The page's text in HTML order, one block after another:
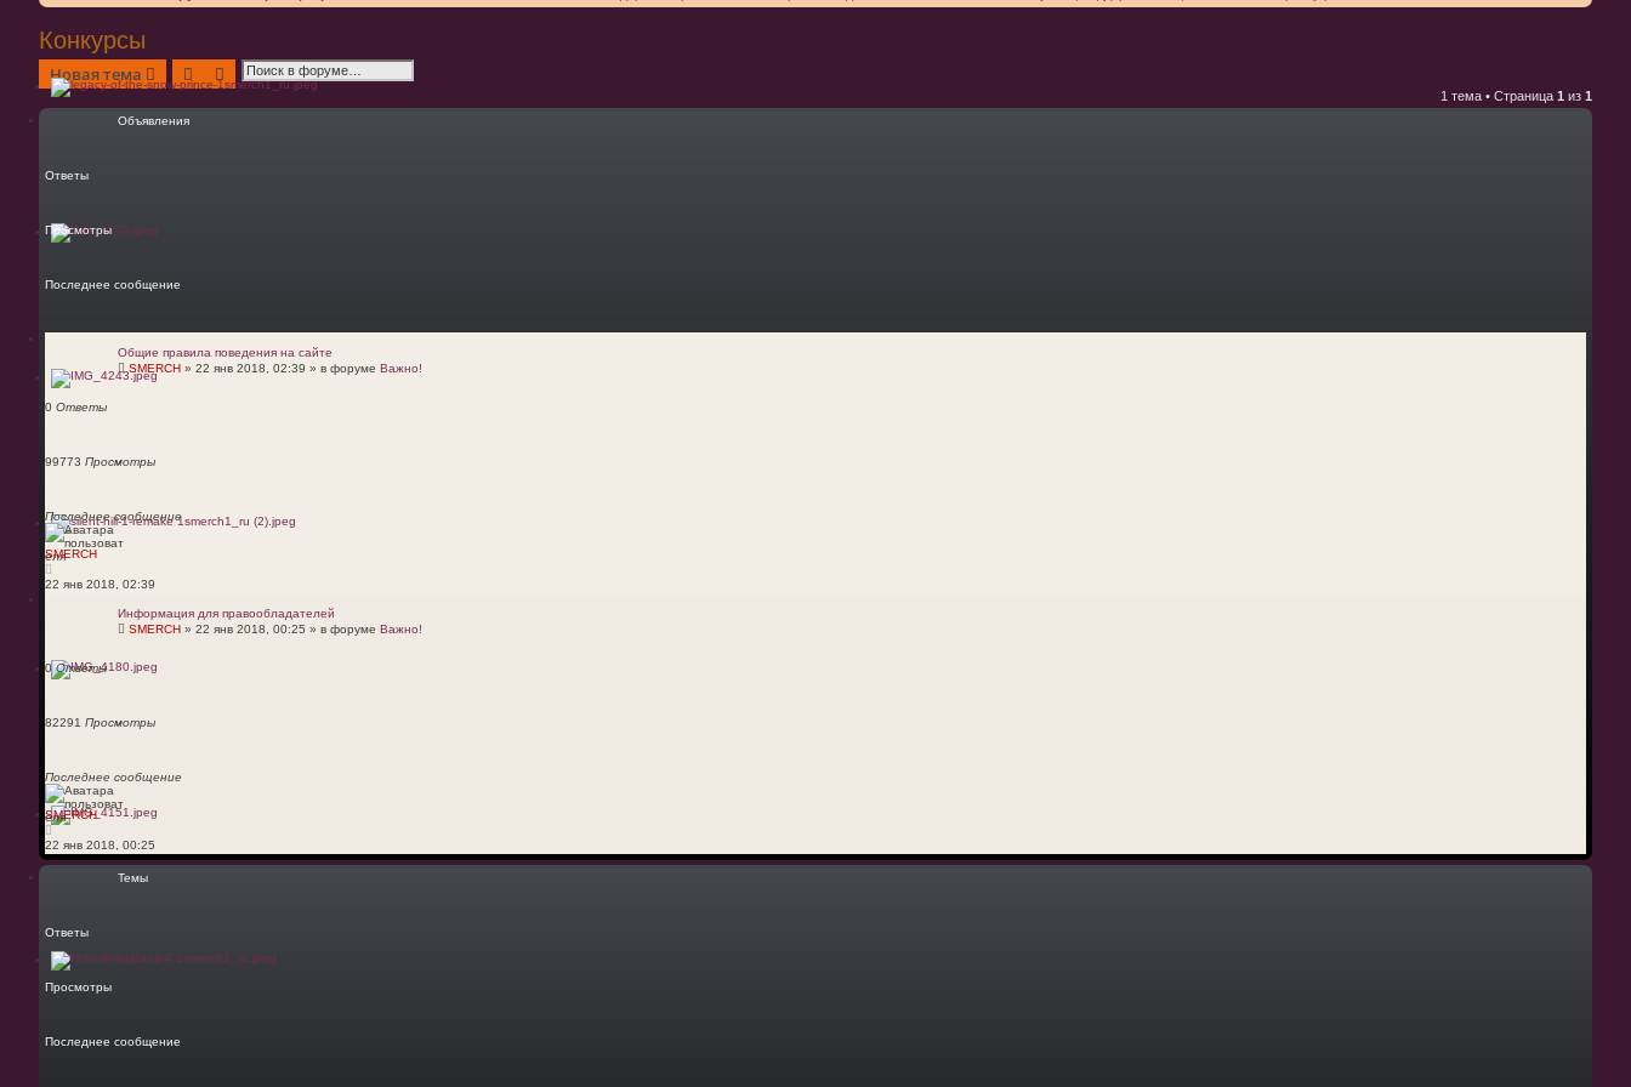
Конкурсы
Новая тема Поиск Расширенный поиск
1 тема • Страница 1 из 1
Объявления
Ответы
Просмотры
Последнее сообщение
Общие правила поведения на сайте
SMERCH » 22 янв 2018, 02:39 » в форуме Важно!
0 Ответы
99773 Просмотры
Последнее сообщение
SMERCH
22 янв 2018, 02:39
Информация для правообладателей
SMERCH » 22 янв 2018, 00:25 » в форуме Важно!
0Ответы
82291 Просмотры
Последнее сообщение
SMERCH
22 янв 2018, 00:25
Темы
Ответы
Просмотры
Последнее сообщение